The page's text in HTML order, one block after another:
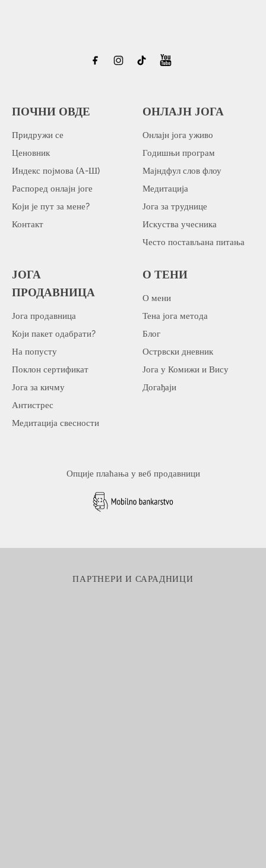
ПОЧНИ ОВДЕ
Придружи се
Ценовник
Индекс појмова (А-Ш)
Распоред онлајн јоге
Који је пут за мене?
Контакт
ОНЛАЈН ЈОГА
Онлајн јога уживо
Годишњи програм
Мајндфул слов флоу
Медитација
Јога за труднице
Искуства учесника
Често постављана питања
ЈОГА
ПРОДАВНИЦА
Јога продавница
Који пакет одабрати?
На попусту
Поклон сертификат
Јога за кичму
Антистрес
Медитација свесности
О ТЕНИ
О мени
Тена јога метода
Блог
Острвски дневник
Јога у Комижи и Вису
Догађаји
Опције плаћања у веб продавници
ПАРТНЕРИ И САРАДНИЦИ